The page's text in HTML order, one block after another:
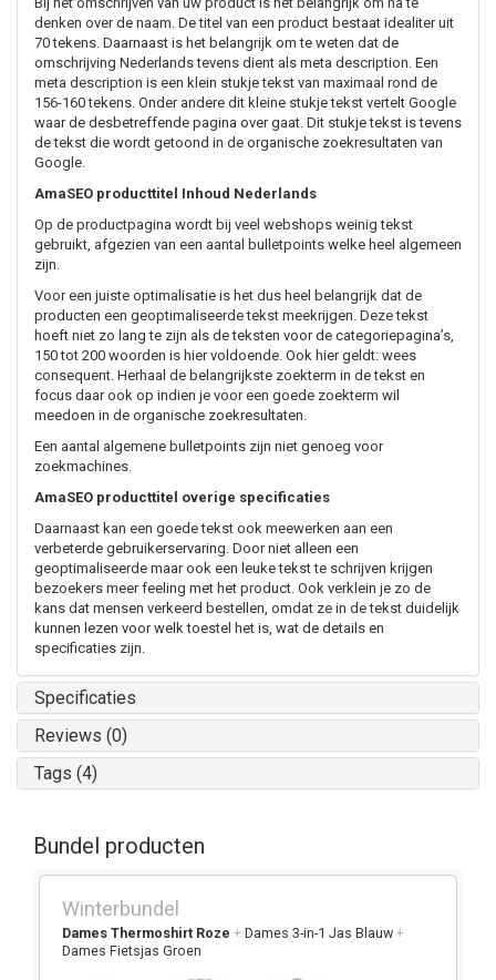
denken over de naam. De titel van een product bestaat idealiter uit
70 tekens. Daarnaast is het belangrijk om te weten dat de
omschrijving Nederlands tevens dient als meta description. Een
meta description is een klein stukje tekst van maximaal rond de
156-160 tekens. Onder andere dit kleine stukje tekst vertelt Google
waar de desbetreffende pagina over gaat. Dit stukje tekst is tevens
de tekst die wordt getoond in de organische zoekresultaten van
Google.
AmaSEO producttitel Inhoud Nederlands
Op de productpagina wordt bij veel webshops weinig tekst
gebruikt, afgezien van een aantal bulletpoints welke heel algemeen
zijn.
Voor een juiste optimalisatie is het dus heel belangrijk dat de
producten een geoptimaliseerde tekst meekrijgen. Deze tekst
hoeft niet zo lang te zijn als de teksten voor de categoriepagina’s,
150 tot 200 woorden is hier voldoende. Ook hier geldt: wees
consequent. Herhaal de belangrijkste zoekterm in de tekst en
focus daar ook op indien je voor een goede zoekterm wil
meedoen in de organische zoekresultaten.
Een aantal algemene bulletpoints zijn niet genoeg voor
zoekmachines.
AmaSEO producttitel overige specificaties
Daarnaast kan een goede tekst ook meewerken aan een
verbeterde gebruikerservaring. Door niet alleen een
geoptimaliseerde maar ook een leuke tekst te schrijven krijgen
bezoekers meer feeling met het product. Ook verklein je zo de
kans dat mensen verkeerd bestellen, omdat ze in de tekst duidelijk
kunnen lezen voor welk toestel het is, wat de details en
specificaties zijn.
Specificaties
Reviews (0)
Tags (4)
Bundel producten
Winterbundel
Dames Thermoshirt Roze + Dames 3-in-1 Jas Blauw +
Dames Fietsjas Groen